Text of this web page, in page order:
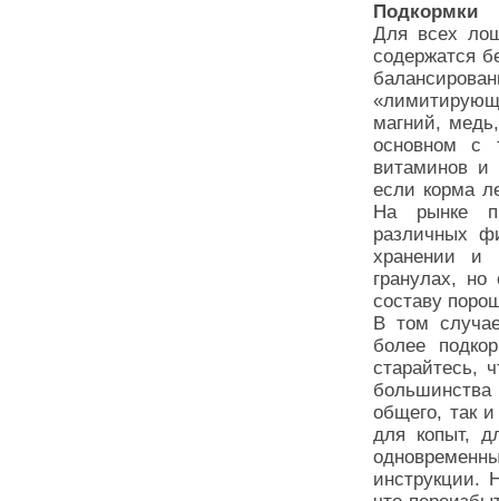
Подкормки
Для всех
содержатся
магний,
основном с
витаминов и
если корма
На рынке
различных
хранении и
гранулах,
составу
В том
более
старайтесь,
общего, так и
для копыт,
инструкции.